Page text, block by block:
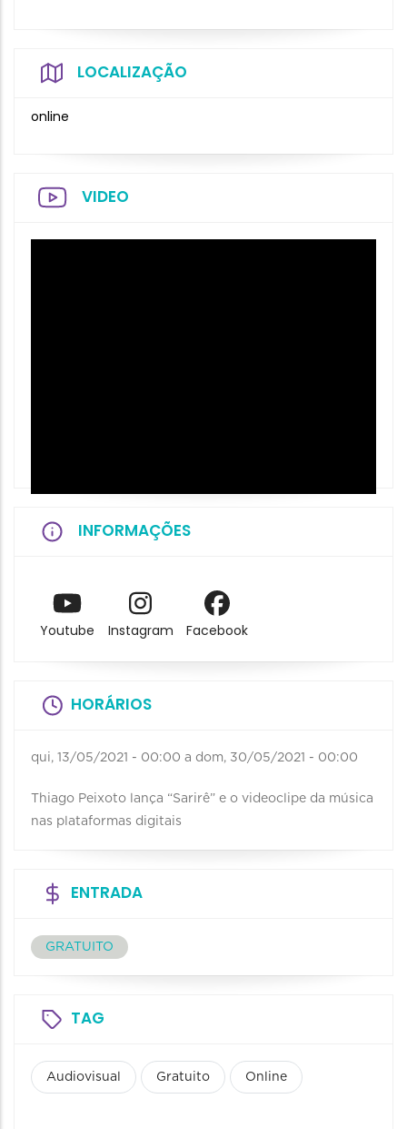
LOCALIZAÇÃO
online
VIDEO
INFORMAÇÕES
Youtube Instagram Facebook
HORÁRIOS
qui, 13/05/2021 - 00:00 a dom, 30/05/2021 - 00:00
Thiago Peixoto lança “Sarirê” e o videoclipe da música
nas plataformas digitais
ENTRADA
GRATUITO
TAG
Audiovisual Gratuito Online